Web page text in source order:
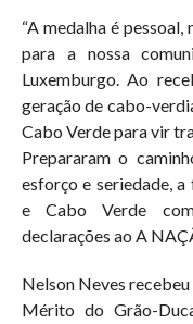
“A medalha é
para a nossa
Luxemburgo. Ao
geração de cabo-
Cabo Verde para vir
Prepararam o
esforço e seriedade,
e Cabo Verde
declarações ao A
Nelson Neves
Mérito do Grão-